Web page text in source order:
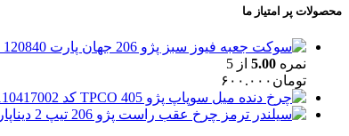
محصولات پر امتیاز ما
نمره 5.00 از 5
تومان ۶۰۰.۰۰۰